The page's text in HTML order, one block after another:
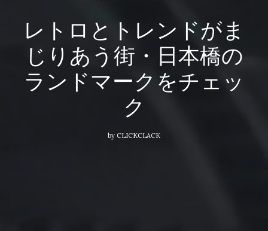
レトロとトレンドがま
じりあう街・日本橋の
ランドマークをチェッ
ク
by CLICKCLACK